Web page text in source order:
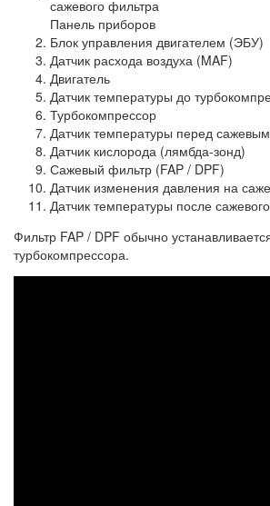
Панель приборов
Блок управления двигателем (ЭБУ)
Датчик расхода воздуха (MAF)
Двигатель
Датчик температуры до
Турбокомпрессор
Датчик температуры перед
Датчик кислорода (лямбда-зонд)
Сажевый фильтр (FAP / DPF)
Датчик изменения давления на
Датчик температуры после
Фильтр FAP / DPF обычно
турбокомпрессора.